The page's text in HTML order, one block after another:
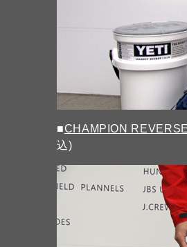
■CHAMPION
込)